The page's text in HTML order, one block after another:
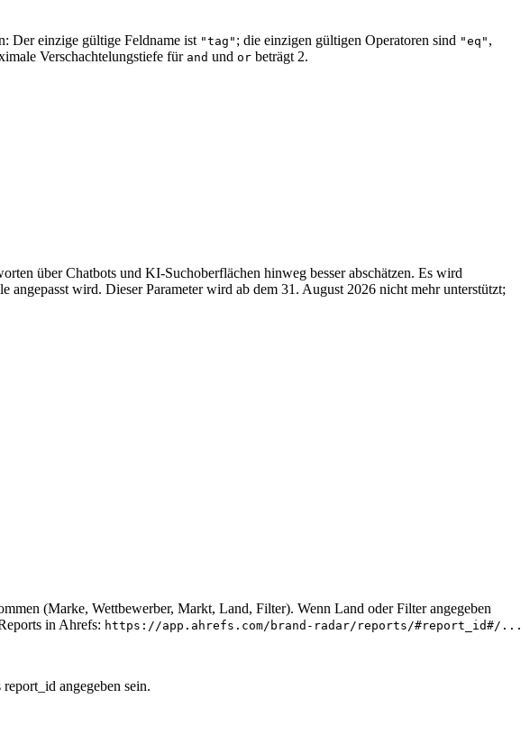
Der einzige gültige Feldname ist "tag" ; die einzigen gültigen Operatoren sind "eq" ,
Verschachtelungstiefe für and und or beträgt 2.
über Chatbots und KI-Suchoberflächen hinweg besser abschätzen. Es wird
wird. Dieser Parameter wird ab dem 31. August 2026 nicht mehr unterstützt;
(Marke, Wettbewerber, Markt, Land, Filter). Wenn Land oder Filter angegeben
in Ahrefs: https://app.ahrefs.com/brand-radar/reports/#report_id#/...
angegeben sein.